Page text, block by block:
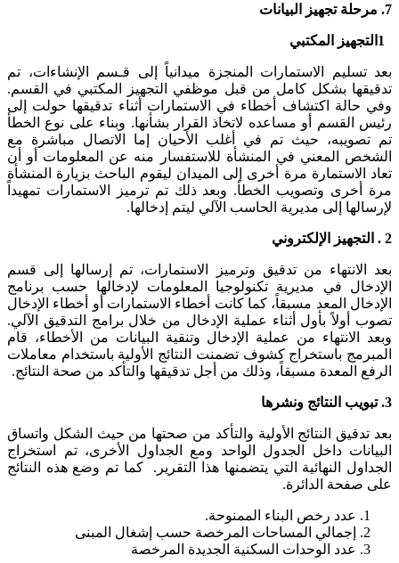
7
. مرحلة تجهيز البيانات
1 التجهيز المكتبي
بعد تسليم الاستمارات المنجزة ميدانياً إلى قـسم الإنشاءات، تم
تدقيقها بشكل كامل من قبل موظفي التجهيز المكتبي في القسم.
وفي حالة اكتشاف أخطاء في الاستمارات أثناء تدقيقها حولت إلى
رئيس القسم أو مساعده لاتخاذ القرار بشأنها. وبناء على نوع الخطأ
تم تصويبه، حيث تم في أغلب الأحيان إما الاتصال مباشرة مع
الشخص المعني في المنشأة للاستفسار منه عن المعلومات أو أن
تعاد الاستمارة مرة أخرى إلى الميدان ليقوم الباحث بزيارة المنشأة
مرة أخرى وتصويب الخطأ. وبعد ذلك تم ترميز الاستمارات تمهيداً
لإرسالها إلى مديرية الحاسب الآلي ليتم إدخالها.
2
. التجهيز الإلكتروني
بعد الانتهاء من تدقيق وترميز الاستمارات، تم إرسالها إلى قسم
الإدخال في مديرية تكنولوجيا المعلومات لإدخالها حسب برنامج
الإدخال المعد مسبقاً، كما كانت أخطاء الاستمارات أو أخطاء الإدخال
تصوب أولاً بأول أثناء عملية الإدخال من خلال برامج التدقيق الآلي.
وبعد الانتهاء من عملية الإدخال وتنقية البيانات من الأخطاء، قام
المبرمج باستخراج كشوف تضمنت النتائج الأولية باستخدام معاملات
الرفع المعدة مسبقاً، وذلك من أجل تدقيقها والتأكد من صحة النتائج.
3
.تبويب النتائج ونشرها
بعد تدقيق النتائج الأولية والتأكد من صحتها من حيث الشكل واتساق
البيانات داخل الجدول الواحد ومع الجداول الأخرى، تم استخراج
الجداول النهائية التي يتضمنها هذا التقرير. كما تم وضع هذه النتائج
على صفحة الدائرة.
عدد رخص البناء الممنوحة.
إجمالي المساحات المرخصة حسب إشغال المبنى
عدد الوحدات السكنية الجديدة المرخصة